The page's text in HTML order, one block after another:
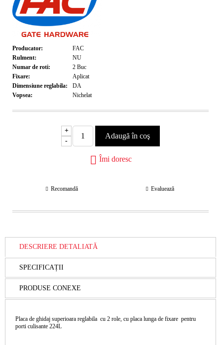
Producator:
FAC
Rulment:
NU
Numar de roti:
2 Buc
Fixare:
Aplicat
Dimensiune reglabila:
DA
Vopsea:
Nichelat
+
-
Îmi doresc
Recomandă Evaluează
DESCRIERE DETALIATĂ
SPECIFICAȚII
PRODUSE CONEXE
Placa de ghidaj superioara reglabila cu 2 role, cu placa lunga de fixare pentru
porti culisante 224L